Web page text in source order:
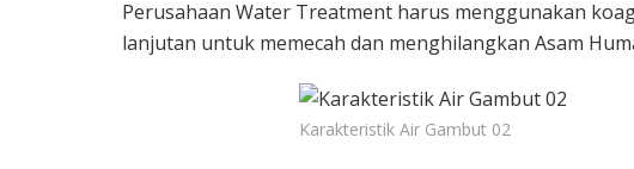
Perusahaan Water Treatment harus menggunakan
lanjutan untuk memecah dan menghilangkan Asam
Karakteristik Air Gambut 02